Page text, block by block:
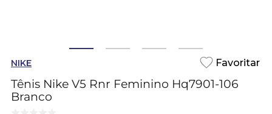
NIKE
Tênis Nike V5 Rnr Feminino Hq7901-106
Branco